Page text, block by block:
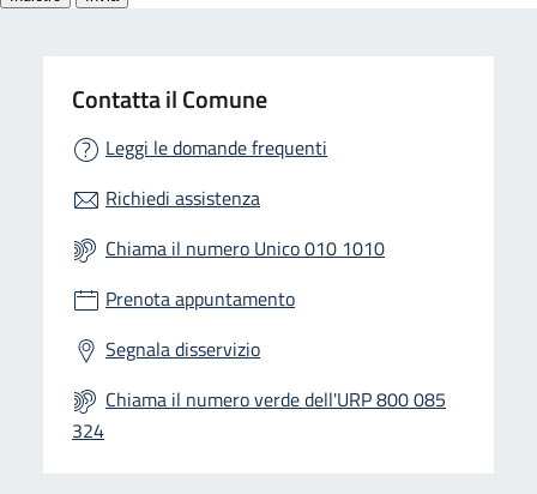
Contatta il Comune
Leggi le domande frequenti
Richiedi assistenza
Chiama il numero Unico 010 1010
Prenota appuntamento
Segnala disservizio
Chiama il numero verde dell'URP 800 085
324